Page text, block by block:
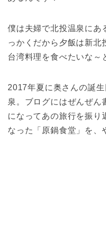
僕は夫婦で北投温泉にあ
っかくだから夕飯は新北
台湾料理を食べたいな～
2017年夏に奥さんの誕
泉。ブログにはぜんぜん
になってあの旅行を振り
なった「原鍋食堂」を、